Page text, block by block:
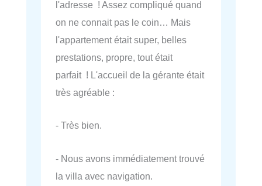
l'adresse ! Assez compliqué quand
on ne connait pas le coin… Mais
l'appartement était super, belles
prestations, propre, tout était
parfait ! L'accueil de la gérante était
très agréable :
- Très bien.
- Nous avons immédiatement trouvé
la villa avec navigation.